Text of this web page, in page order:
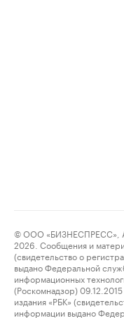
© ООО «БИЗНЕСПРЕСС»,
2026. Сообщения и
(свидетельство о
выдано Федеральной
информационных
(Роскомнадзор)
издания «РБК»
информации выдано